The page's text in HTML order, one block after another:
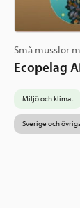
Små musslor
Ecopelag
Miljö och klimat
Sverige och